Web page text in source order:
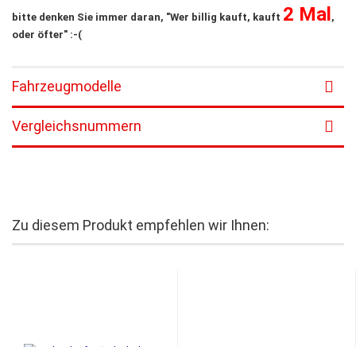
bitte denken Sie immer daran, "Wer billig kauft, kauft 2 Mal,
oder öfter" :-(
Fahrzeugmodelle
Vergleichsnummern
Zu diesem Produkt empfehlen wir Ihnen: